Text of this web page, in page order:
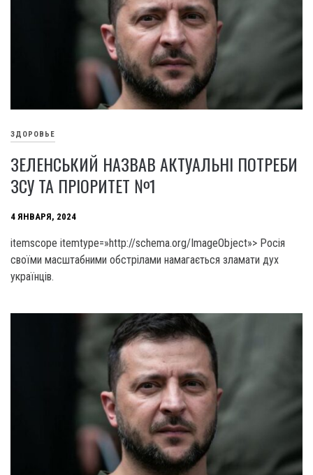
ЗДОРОВЬЕ
ЗЕЛЕНСЬКИЙ НАЗВАВ АКТУАЛЬНІ ПОТРЕБИ
ЗСУ ТА ПРІОРИТЕТ №1
4 ЯНВАРЯ, 2024
itemscope itemtype=»http://schema.org/ImageObject»> Росія
своїми масштабними обстрілами намагається зламати дух
українців.